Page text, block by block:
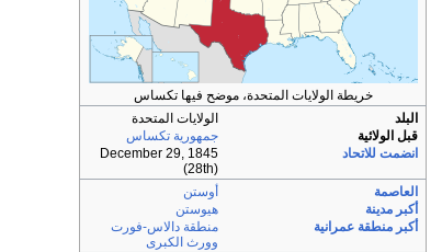
خريطة الولايات المتحدة، موضح فيها تكساس
البلد
الولايات المتحدة
قبل الولائية
جمهورية تكساس
انضمت للاتحاد
December 29, 1845
(28th)
العاصمة
أوستن
أكبر مدينة
هيوستن
أكبر منطقة عمرانية
منطقة دالاس-فورت
وورث الكبرى